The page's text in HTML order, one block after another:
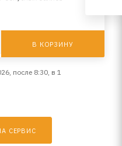
В КОРЗИНУ
после 8:30, в 1
СЕРВИС